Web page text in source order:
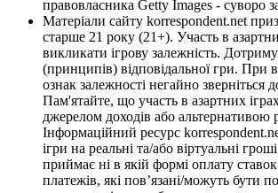
правовласника Getty Images - суворо
Матеріали сайту korrespondent.net
старше 21 року (21+). Участь в
викликати ігрову залежність.
(принципів) відповідальної гри. При
ознак залежності негайно зверніться
Пам'ятайте, що участь в азартних
джерелом доходів або альтернативою
Інформаційний ресурс
ігри на реальні та/або віртуальні
приймає ні в якій формі оплату
платежів, які пов’язані/можуть бути